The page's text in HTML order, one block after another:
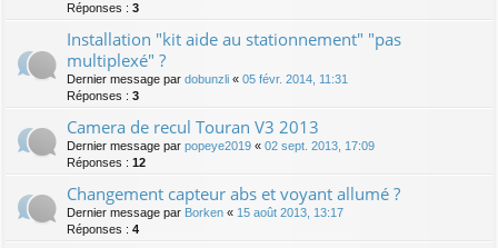
Réponses : 3
Installation "kit aide au stationnement" "pas
multiplexé" ?
Dernier message par dobunzli « 05 févr. 2014, 11:31
Réponses : 3
Camera de recul Touran V3 2013
Dernier message par popeye2019 « 02 sept. 2013, 17:09
Réponses : 12
Changement capteur abs et voyant allumé ?
Dernier message par Borken « 15 août 2013, 13:17
Réponses : 4